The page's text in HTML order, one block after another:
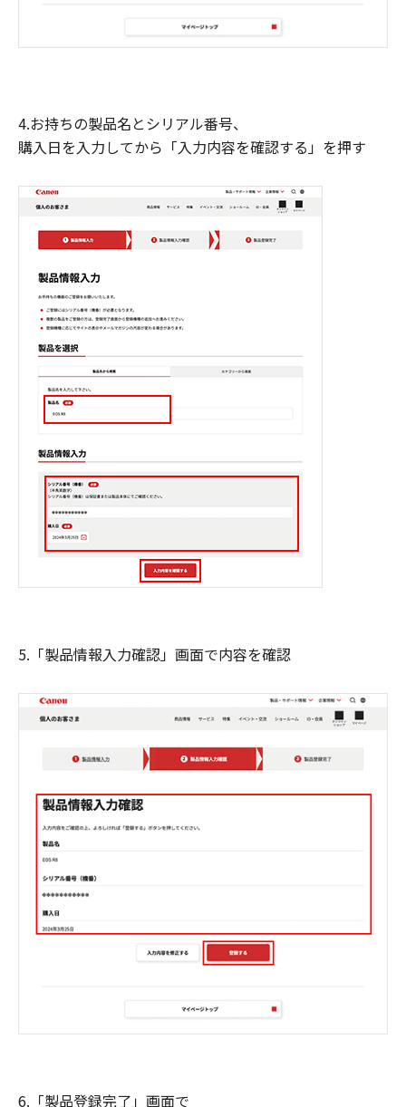
4.お持ちの製品名とシリアル番号、
購入日を入力してから「入力内容を確認する」を押す
5.「製品情報入力確認」画面で内容を確認
6.「製品登録完了」画面で